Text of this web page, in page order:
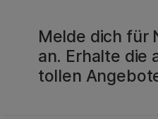
Melde dich für
an. Erhalte die
tollen